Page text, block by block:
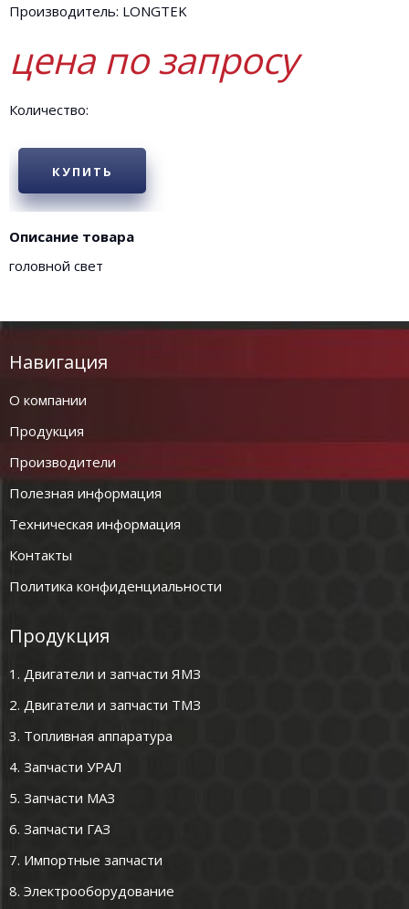
Производитель: LONGTEK
цена по запросу
Количество:
КУПИТЬ
Описание товара
головной свет
Навигация
О компании
Продукция
Производители
Полезная информация
Техническая информация
Контакты
Политика конфиденциальности
Продукция
1. Двигатели и запчасти ЯМЗ
2. Двигатели и запчасти ТМЗ
3. Топливная аппаратура
4. Запчасти УРАЛ
5. Запчасти МАЗ
6. Запчасти ГАЗ
7. Импортные запчасти
8. Электрооборудование